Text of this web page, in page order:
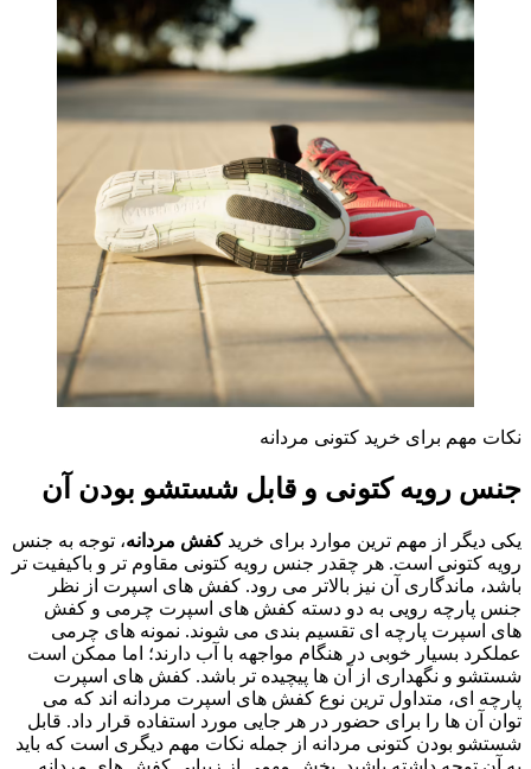
نکات مهم برای خرید کتونی مردانه
جنس رویه کتونی و قابل شستشو بودن آن
یکی دیگر از مهم ترین موارد برای خریدکفش مردانه، توجه به جنس
رویه کتونی است. هر چقدر جنس رویه کتونی مقاوم تر و باکیفیت تر
باشد، ماندگاری آن نیز بالاتر می رود. کفش های اسپرت از نظر
جنس پارچه رویی به دو دسته کفش های اسپرت چرمی و کفش
های اسپرت پارچه ای تقسیم بندی می شوند. نمونه های چرمی
عملکرد بسیار خوبی در هنگام مواجهه با آب دارند؛ اما ممکن است
شستشو و نگهداری از آن ها پیچیده تر باشد. کفش های اسپرت
پارچه ای، متداول ترین نوع کفش های اسپرت مردانه اند که می
توان آن ها را برای حضور در هر جایی مورد استفاده قرار داد. قابل
شستشو بودن کتونی مردانه از جمله نکات مهم دیگری است که باید